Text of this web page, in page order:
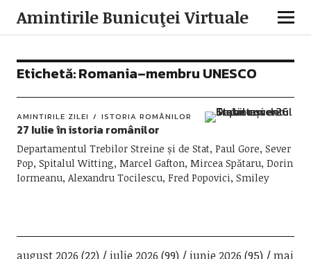
Amintirile Bunicuţei Virtuale
Etichetă:Romania–membru UNESCO
AMINTIRILE ZILEI ISTORIA ROMÂNILOR
27 Iulie în istoria românilor
Departamentul Trebilor Streine și de Stat, Paul Gore, Sever
Pop, Spitalul Witting, Marcel Gafton, Mircea Spătaru, Dorin
Iormeanu, Alexandru Tocilescu, Fred Popovici, Smiley
august 2026 (22) iulie 2026 (99) iunie 2026 (95)
mai